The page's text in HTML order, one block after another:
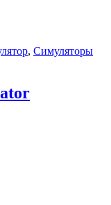
, Симуляторы